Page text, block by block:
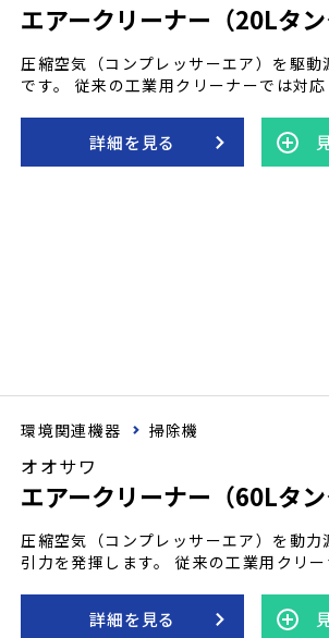
エアークリーナー（20Lタン
圧縮空気（コンプレッサーエア）を駆
です。 従来の工業用クリーナーでは対
な作業現場で活躍します。 2段階構造と
え、長時間の連続使用が可能。 強力な
ね備えた万能クリーナーです。
詳細を見る
環境関連機器 掃除機
オオサワ
エアークリーナー（60Lタン
圧縮空気（コンプレッサーエア）を動力
引力を発揮します。 従来の工業用クリ
でき、さまざまな現場で活躍します。 2
ルターを採用し、長時間の連続使用にも
詳細を見る